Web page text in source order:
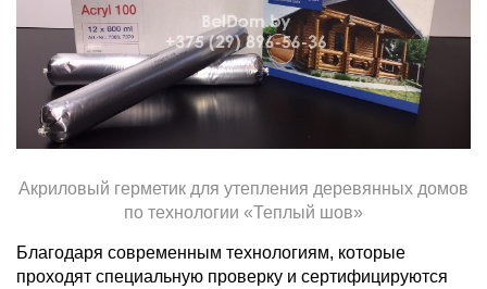
Акриловый герметик для утепления деревянных домов
по технологии «Теплый шов»
Благодаря современным технологиям, которые
проходят специальную проверку и сертифицируются